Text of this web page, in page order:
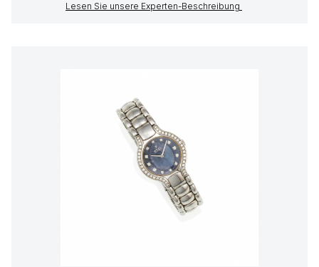
Lesen Sie unsere Experten-Beschreibung